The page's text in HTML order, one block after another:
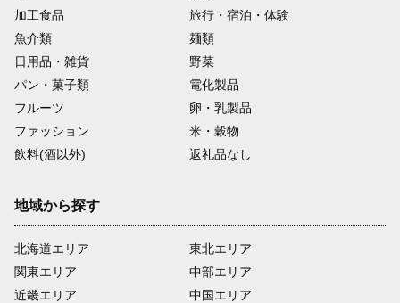
加工食品
旅行・宿泊・体験
魚介類
麺類
日用品・雑貨
野菜
パン・菓子類
電化製品
フルーツ
卵・乳製品
ファッション
米・穀物
飲料(酒以外)
返礼品なし
地域から探す
北海道エリア
関東エリア
近畿エリア
東北エリア
中部エリア
中国エリア